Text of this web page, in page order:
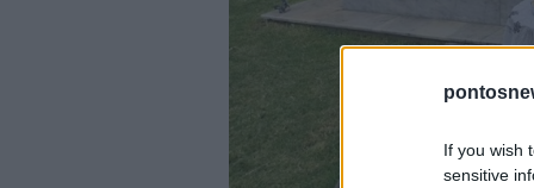
If you wish
sensitive